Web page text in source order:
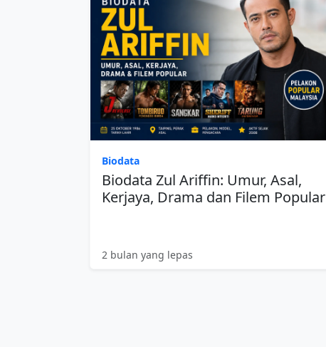
Biodata
Biodata Zul Ariffin: Umur, Asal,
Kerjaya, Drama dan Filem Popular
2 bulan yang lepas